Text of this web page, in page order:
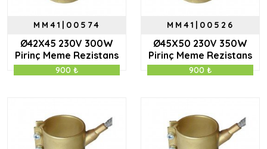
MM41|00574
Ø42X45 230V 300W
Pirinç Meme Rezistans
900 ₺
MM41|00526
Ø45X50 230V 350W
Pirinç Meme Rezistans
900 ₺